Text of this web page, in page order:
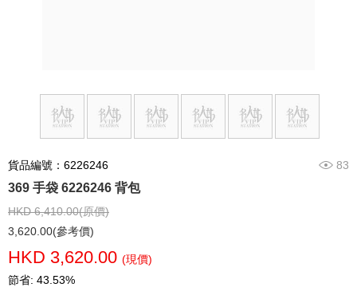
貨品編號：6226246 83
369 手袋 6226246 背包
HKD 6,410.00(原價)
3,620.00(參考價)
HKD 3,620.00 (現價)
節省: 43.53%